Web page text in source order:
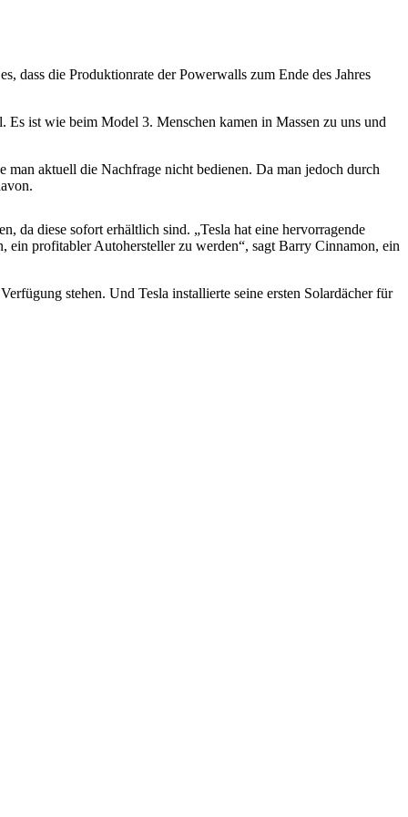
dass die Produktionrate der Powerwalls zum Ende des Jahres
Es ist wie beim Model 3. Menschen kamen in Massen zu uns und
aktuell die Nachfrage nicht bedienen. Da man jedoch durch
da diese sofort erhältlich sind. „Tesla hat eine hervorragende
ein profitabler Autohersteller zu werden“, sagt Barry Cinnamon, ein
stehen. Und Tesla installierte seine ersten Solardächer für